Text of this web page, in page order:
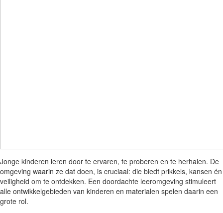
Jonge kinderen leren door te ervaren, te proberen en te herhalen. De
omgeving waarin ze dat doen, is cruciaal: die biedt prikkels, kansen én
veiligheid om te ontdekken. Een doordachte leeromgeving stimuleert
alle ontwikkelgebieden van kinderen en materialen spelen daarin een
grote rol.